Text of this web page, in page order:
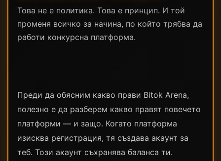
Това не е политика. Това е принцип. И той
променя всичко за начина, по който трябва да
работи конкурсна платформа.
Преди да обясним какво прави Bitok Arena,
полезно е да разберем какво правят повечето
платформи — и защо. Когато платформа
изисква регистрация, тя създава акаунт за
теб. Този акаунт съхранява баланса ти.